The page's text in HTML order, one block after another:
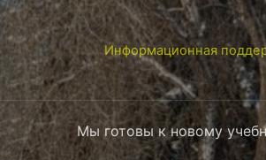
Информационная
Мы готовы к новому